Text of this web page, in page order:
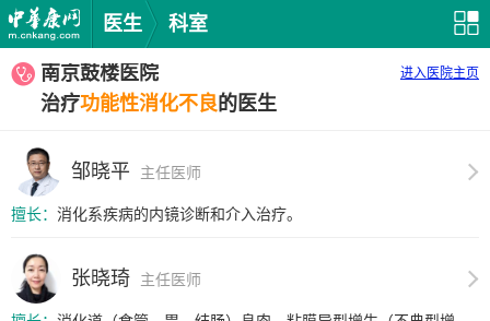
医生 科室
南京鼓楼医院 进入医院主页
治疗功能性消化不良的医生
邹晓平 主任医师
擅长： 消化系疾病的内镜诊断和介入治疗。
张晓琦 主任医师